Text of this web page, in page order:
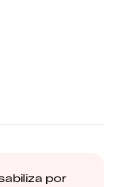
por